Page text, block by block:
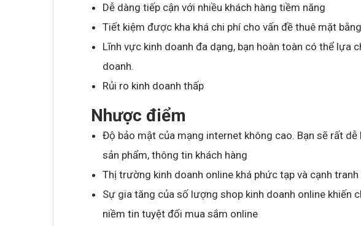
Dễ dàng tiếp cận với nhiều khách hàng tiềm năng
Tiết kiệm được kha khá chi phí cho vấn đề thuê mặt
Lĩnh vực kinh doanh đa dạng, bạn hoàn toàn có thể lựa
doanh.
Rủi ro kinh doanh thấp
Nhược điểm
Độ bảo mật của mạng internet không cao. Bạn sẽ rất
sản phẩm, thông tin khách hàng
Thị trường kinh doanh online khá phức tạp và cạnh tranh
Sự gia tăng của số lượng shop kinh doanh online khiến
niềm tin tuyệt đối mua sắm online